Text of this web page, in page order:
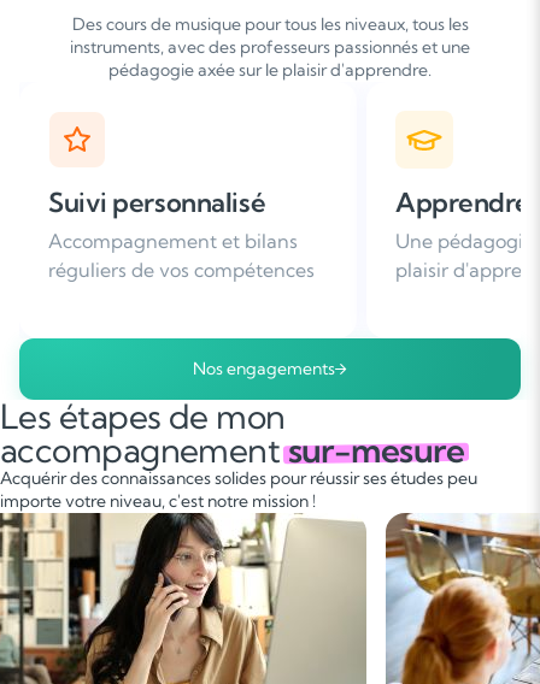
Des cours de musique pour tous les niveaux, tous les
instruments, avec des professeurs passionnés et une
pédagogie axée sur le plaisir d'apprendre.
Apprendre avec plaisir
Une pédagogie basée sur le
plaisir d'apprendre
Plus de 96% de
nous
Nos engagements
Les étapes de mon
accompagnementsur-mesure
Acquérir des connaissances solides pour réussir ses études peu
importe votre niveau, c'est notre mission !